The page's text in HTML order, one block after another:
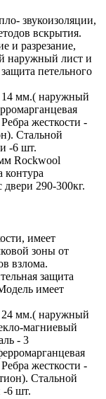
звукоизоляции,
вскрытия.
и разрезание,
наружный лист и
петельного
14 мм.( наружный
жесткости -
Стальной
-6 шт.
Rockwool
контура
290-300кг.
имеет
зоны от
взлома.
защита
имеет
24 мм.( наружный
магниевый
- 3
жесткости -
Стальной
-6 шт.